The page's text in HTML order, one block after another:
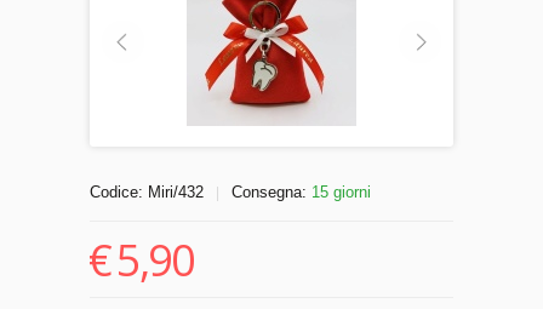
Codice: Miri/432 Consegna: 15 giorni
€5,90